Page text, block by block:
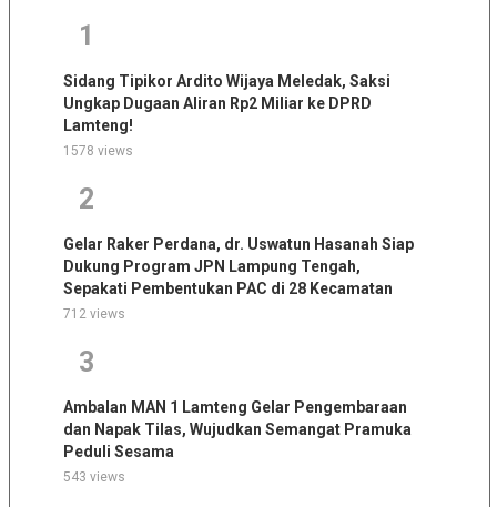
1
Sidang Tipikor Ardito Wijaya Meledak, Saksi
Ungkap Dugaan Aliran Rp2 Miliar ke DPRD
Lamteng!
1578 views
2
Gelar Raker Perdana, dr. Uswatun Hasanah Siap
Dukung Program JPN Lampung Tengah,
Sepakati Pembentukan PAC di 28 Kecamatan
712 views
3
Ambalan MAN 1 Lamteng Gelar Pengembaraan
dan Napak Tilas, Wujudkan Semangat Pramuka
Peduli Sesama
543 views